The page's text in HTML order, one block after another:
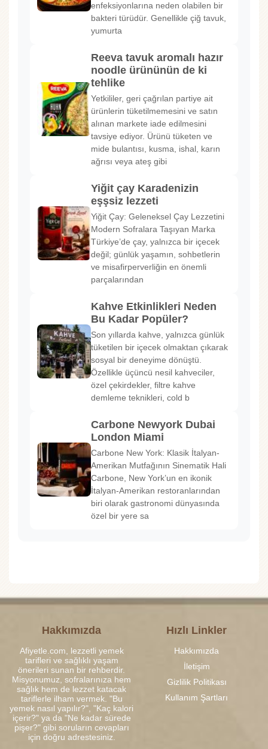
enfeksiyonlarına neden olabilen bir
bakteri türüdür. Genellikle çiğ tavuk,
yumurta
Reeva tavuk aromalı hazır
noodle ürününün de ki
tehlike
Yetkililer, geri çağrılan partiye ait
ürünlerin tüketilmemesini ve satın
alınan markete iade edilmesini
tavsiye ediyor. Ürünü tüketen ve
mide bulantısı, kusma, ishal, karın
ağrısı veya ateş gibi
Yiğit çay Karadenizin
eşşsiz lezzeti
Yiğit Çay: Geleneksel Çay Lezzetini
Modern Sofralara Taşıyan Marka
Türkiye’de çay, yalnızca bir içecek
değil; günlük yaşamın, sohbetlerin
ve misafirperverliğin en önemli
parçalarından
Kahve Etkinlikleri Neden
Bu Kadar Popüler?
Son yıllarda kahve, yalnızca günlük
tüketilen bir içecek olmaktan çıkarak
sosyal bir deneyime dönüştü.
Özellikle üçüncü nesil kahveciler,
özel çekirdekler, filtre kahve
demleme teknikleri, cold b
Carbone Newyork Dubai
London Miami
Carbone New York: Klasik İtalyan-
Amerikan Mutfağının Sinematik Hali
Carbone, New York’un en ikonik
İtalyan-Amerikan restoranlarından
biri olarak gastronomi dünyasında
özel bir yere sa
Hakkımızda
Afiyetle.com, lezzetli yemek
tarifleri ve sağlıklı yaşam
önerileri sunan bir rehberdir.
Misyonumuz, sofralarınıza hem
sağlık hem de lezzet katacak
tariflerle ilham vermek. "Bu
yemek nasıl yapılır?", "Kaç kalori
içerir?" ya da "Ne kadar sürede
pişer?" gibi soruların cevapları
için doğru adrestesiniz.
Hızlı Linkler
Hakkımızda
İletişim
Gizlilik Politikası
Kullanım Şartları